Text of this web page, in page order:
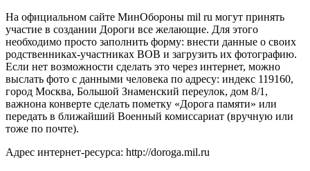
На официальном сайте МинОбороны mil ru могут принять
участие в создании Дороги все желающие. Для этого
необходимо просто заполнить форму: внести данные о своих
родственниках-участниках ВОВ и загрузить их фотографию.
Если нет возможности сделать это через интернет, можно
выслать фото с данными человека по адресу: индекс 119160,
город Москва, Большой Знаменский переулок, дом 8/1,
важнона конверте сделать пометку «Дорога памяти» или
передать в ближайший Военный комиссариат (вручную или
тоже по почте).
Адрес интернет-ресурса: http://doroga.mil.ru